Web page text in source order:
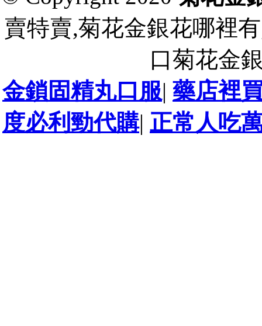
賣特賣,菊花金銀花哪裡
口菊花金
金鎖固精丸口服| 藥店裡
度必利勁代購| 正常人吃